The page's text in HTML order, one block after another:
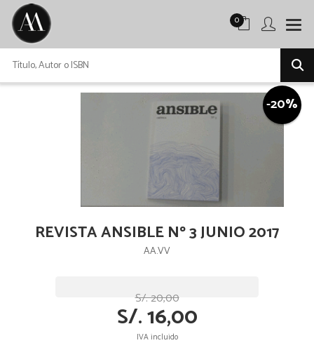
0
-20%
REVISTA ANSIBLE Nº 3 JUNIO 2017
AA.VV
S/. 20,00
S/. 16,00
IVA incluido